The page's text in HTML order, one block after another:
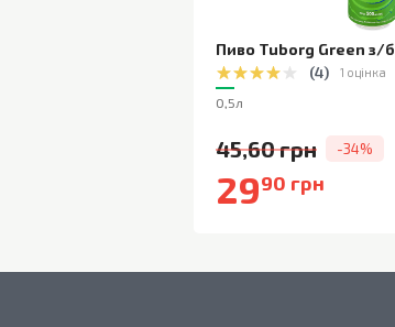
Пиво Tuborg Green з/б
(4) 1 оцінка
0,5л
45,60 грн -34%
2990 грн